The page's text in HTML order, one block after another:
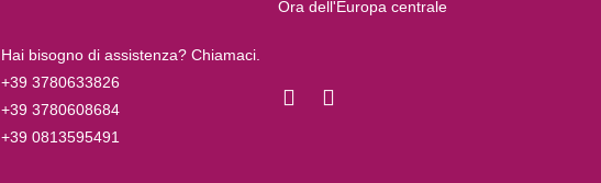
Hai bisogno di assistenza? Chiamaci.
+39 3780633826
+39 3780608684
+39 0813595491
Ora dell'Europa centrale